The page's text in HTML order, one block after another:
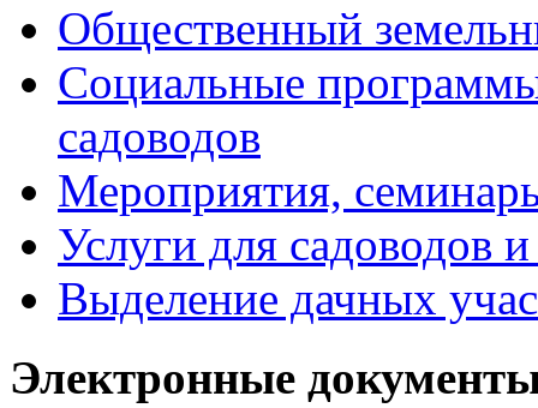
Общественный
Социальные
садоводов
Мероприятия,
Услуги для садоводов
Выделение дачных
Электронные